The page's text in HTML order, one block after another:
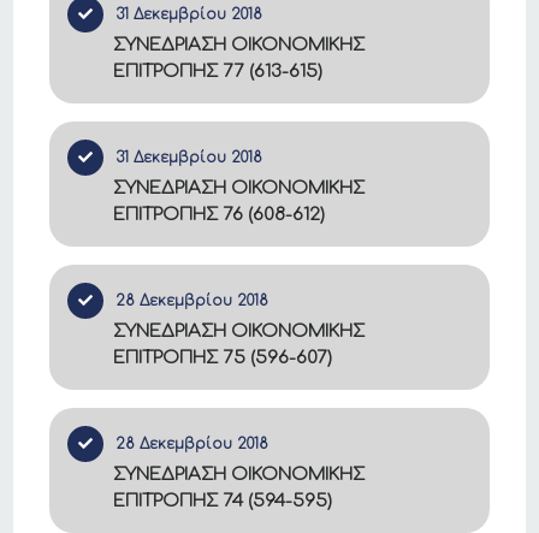
31 Δεκεμβρίου 2018
ΣΥΝΕΔΡΙΑΣΗ ΟΙΚΟΝΟΜΙΚΗΣ
ΕΠΙΤΡΟΠΗΣ 77 (613-615)
31 Δεκεμβρίου 2018
ΣΥΝΕΔΡΙΑΣΗ ΟΙΚΟΝΟΜΙΚΗΣ
ΕΠΙΤΡΟΠΗΣ 76 (608-612)
28 Δεκεμβρίου 2018
ΣΥΝΕΔΡΙΑΣΗ ΟΙΚΟΝΟΜΙΚΗΣ
ΕΠΙΤΡΟΠΗΣ 75 (596-607)
28 Δεκεμβρίου 2018
ΣΥΝΕΔΡΙΑΣΗ ΟΙΚΟΝΟΜΙΚΗΣ
ΕΠΙΤΡΟΠΗΣ 74 (594-595)